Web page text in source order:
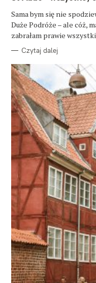
O
R
I
Sama bym się nie
Duże Podróże – ale cóż,
zabrałam prawie
Czytaj dalej